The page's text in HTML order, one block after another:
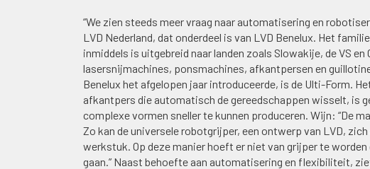
“We zien steeds meer vraag naar automatisering en
LVD Nederland, dat onderdeel is van LVD Benelux. Het
inmiddels is uitgebreid naar landen zoals Slowakije, de VS
lasersnijmachines, ponsmachines, afkantpersen en
Benelux het afgelopen jaar introduceerde, is de Ulti-Form.
afkantpers die automatisch de gereedschappen wisselt, is
complexe vormen sneller te kunnen produceren. Wijn: “De
Zo kan de universele robotgrijper, een ontwerp van LVD,
werkstuk. Op deze manier hoeft er niet van grijper te
gaan.” Naast behoefte aan automatisering en flexibiliteit,